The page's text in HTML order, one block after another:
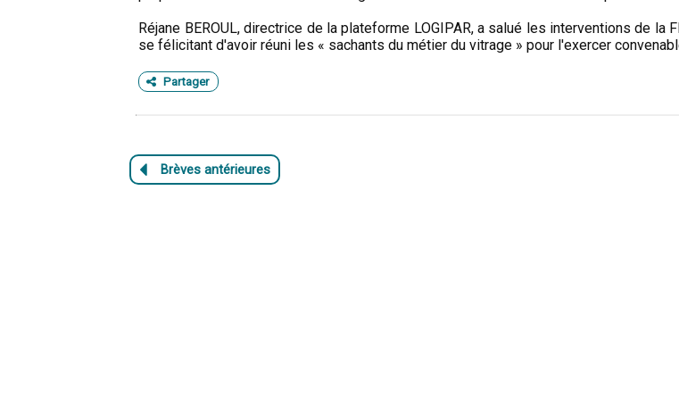
Réjane BEROUL, directrice de la plateforme LOGIPAR, a salué les interventions de la
se félicitant d'avoir réuni les « sachants du métier du vitrage » pour l'exercer
Partager